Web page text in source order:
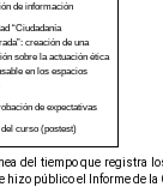
de información
“Ciudadanía
creación de una
sobre la actuación ética
en los espacios
de expectativas
curso (postest)
del tiempo que registra
hizo público el Informe